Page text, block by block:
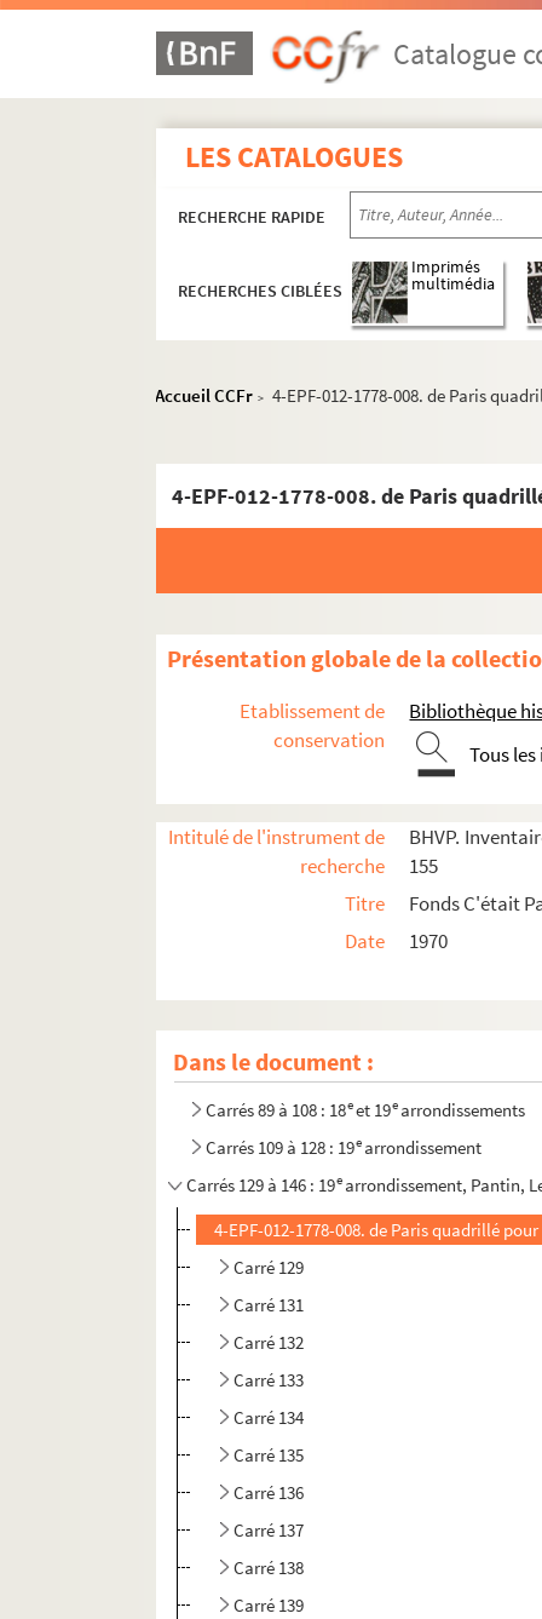
Catalogue
LES CATALOGUES
RECHERCHE RAPIDE
RECHERCHES CIBLÉES
Imprimés
multimédia
Accueil CCFr > 4-EPF-012-1778-008. de Paris
4-EPF-012-1778-008. de Paris
Présentation globale de la
Etablissement de
conservation
Bibliothèque
Tous
Intitulé de l'instrument de
recherche
BHVP.
155
Titre
Fonds C'était
Date
1970
Dans le document :
Carrés 29 à 48. 17
Carrés 49 à 68. 18
Carrés 69 à 88 : 18earrondissement
Carrés 89 à 108 : 18eet 19earrondissements
Carrés 109 à 128 : 19earrondissement
Carrés 129 à 146 : 19earrondissement, Pantin,
4-EPF-012-1778-008. de Paris quadrillé
Carré 129
Carré 131
Carré 132
Carré 133
Carré 134
Carré 135
Carré 136
Carré 137
Carré 138
Carré 139